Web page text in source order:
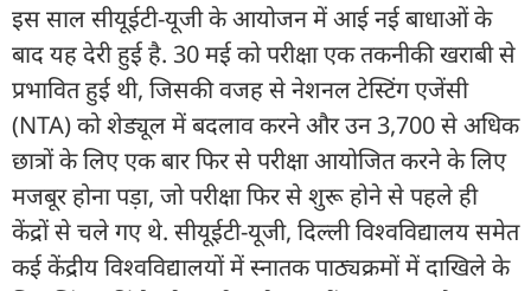
इस साल सीयूईटी-यूजी के आयोजन में आई नई बाधाओं के
बाद यह देरी हुई है. 30 मई को परीक्षा एक तकनीकी खराबी से
प्रभावित हुई थी, जिसकी वजह से नेशनल टेस्टिंग एजेंसी
(NTA) को शेड्यूल में बदलाव करने और उन 3,700 से अधिक
छात्रों के लिए एक बार फिर से परीक्षा आयोजित करने के लिए
मजबूर होना पड़ा, जो परीक्षा फिर से शुरू होने से पहले ही
केंद्रों से चले गए थे. सीयूईटी-यूजी, दिल्ली विश्वविद्यालय समेत
कई केंद्रीय विश्वविद्यालयों में स्नातक पाठ्यक्रमों में दाखिले के